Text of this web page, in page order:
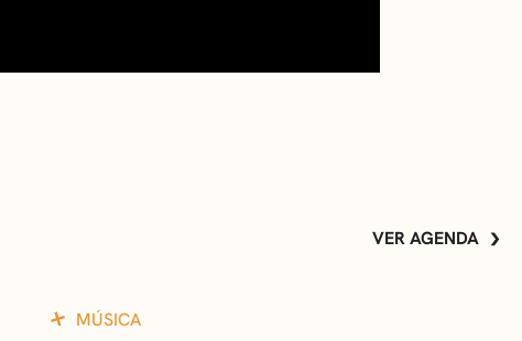
VER AGENDA
MÚSICA